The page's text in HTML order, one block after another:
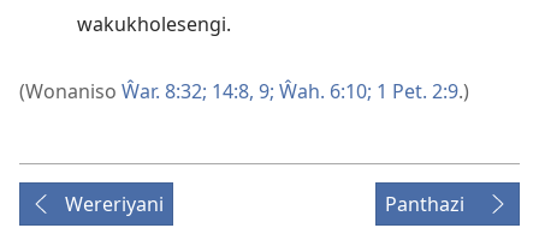
wakukholesengi.
(Wonaniso Ŵar. 8:32; 14:8, 9; Ŵah. 6:10; 1 Pet. 2:9.)
Wereriyani Panthazi